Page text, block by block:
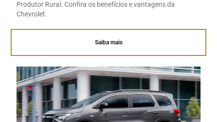
Produtor Rural. Confira os benefícios e vantagens da
Chevrolet.
Saiba mais